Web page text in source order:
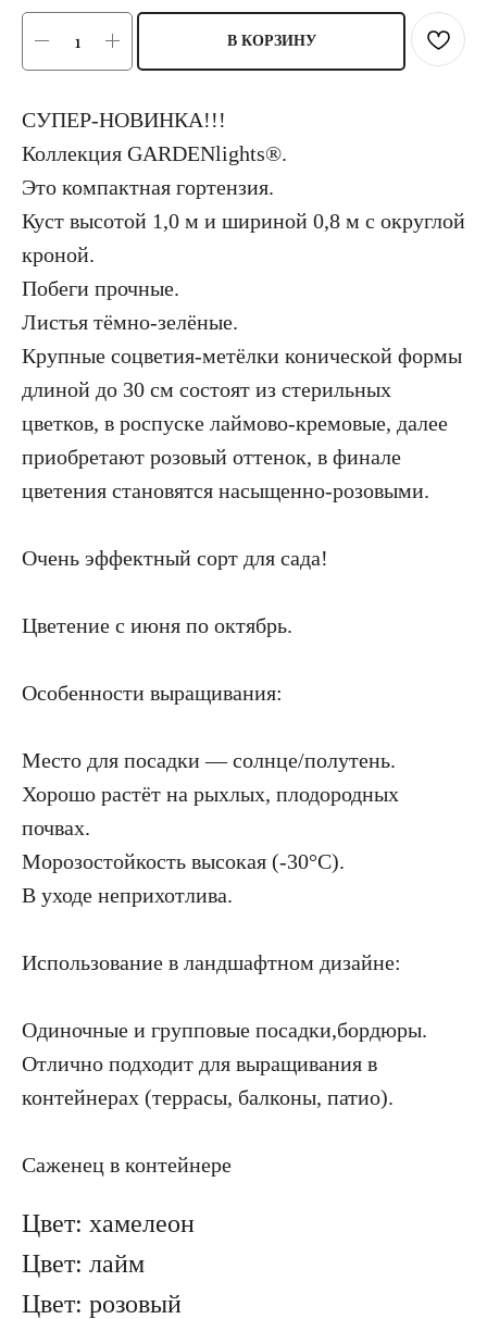
В КОРЗИНУ
СУПЕР-НОВИНКА!!!
Коллекция GARDENlights®.
Это компактная гортензия.
Куст высотой 1,0 м и шириной 0,8 м с округлой
кроной.
Побеги прочные.
Листья тёмно-зелёные.
Крупные соцветия-метёлки конической формы
длиной до 30 см состоят из стерильных
цветков, в роспуске лаймово-кремовые, далее
приобретают розовый оттенок, в финале
цветения становятся насыщенно-розовыми.
Очень эффектный сорт для сада!
Цветение с июня по октябрь.
Особенности выращивания:
Место для посадки — солнце/полутень.
Хорошо растёт на рыхлых, плодородных
почвах.
Морозостойкость высокая (-30°С).
В уходе неприхотлива.
Использование в ландшафтном дизайне:
Одиночные и групповые посадки,бордюры.
Отлично подходит для выращивания в
контейнерах (террасы, балконы, патио).
Саженец в контейнере
Цвет: хамелеон
Цвет: лайм
Цвет: розовый